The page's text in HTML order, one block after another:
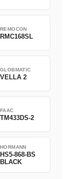
REMOCON
RMC168SL
GLOBMATIC
VELLA 2
FAAC
TM433DS-2
HORMANN
HS5-868-BS
BLACK